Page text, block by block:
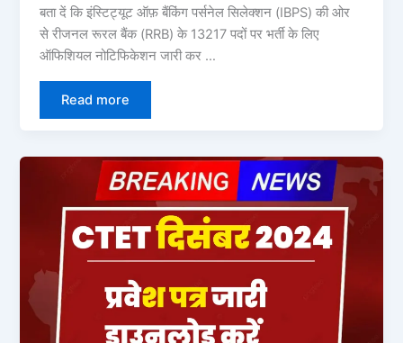
बता दें कि इंस्टिट्यूट ऑफ़ बैंकिंग पर्सनेल सिलेक्शन (IBPS) की ओर
से रीजनल रूरल बैंक (RRB) के 13217 पदों पर भर्ती के लिए
ऑफिशियल नोटिफिकेशन जारी कर …
Read more